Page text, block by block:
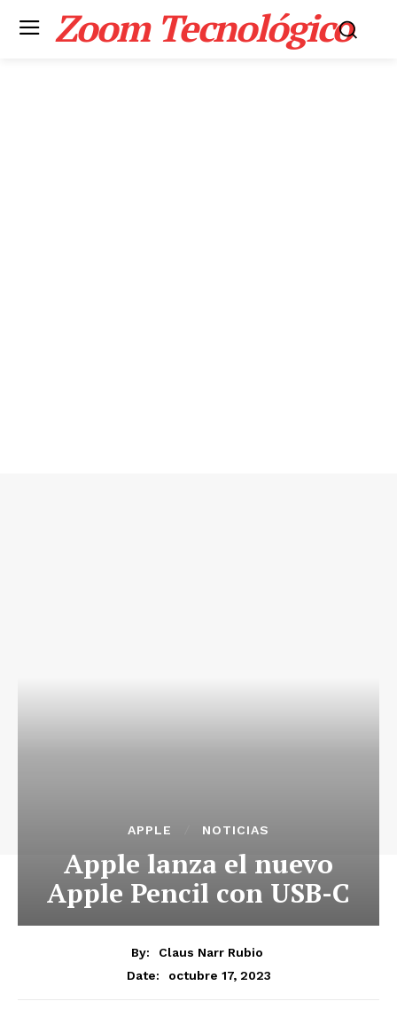
Zoom Tecnológico
APPLE NOTICIAS
Apple lanza el nuevo
Apple Pencil con USB-C
By:
Claus Narr Rubio
Date:
octubre 17, 2023